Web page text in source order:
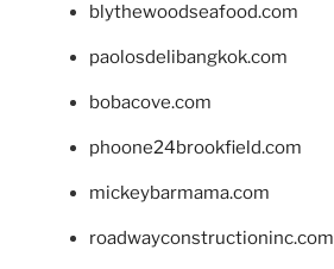
blythewoodseafood.com
paolosdelibangkok.com
bobacove.com
phoone24brookfield.com
mickeybarmama.com
roadwayconstructioninc.com